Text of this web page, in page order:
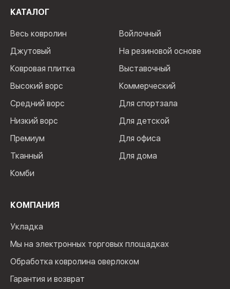
КАТАЛОГ
Весь ковролин
Джутовый
Ковровая плитка
Высокий ворс
Средний ворс
Низкий ворс
Премиум
Тканный
Комби
Войлочный
На резиновой основе
Выставочный
Коммерческий
Для спортзала
Для детской
Для офиса
Для дома
КОМПАНИЯ
Укладка
Мы на электронных торговых площадках
Обработка ковролина оверлоком
Гарантия и возврат